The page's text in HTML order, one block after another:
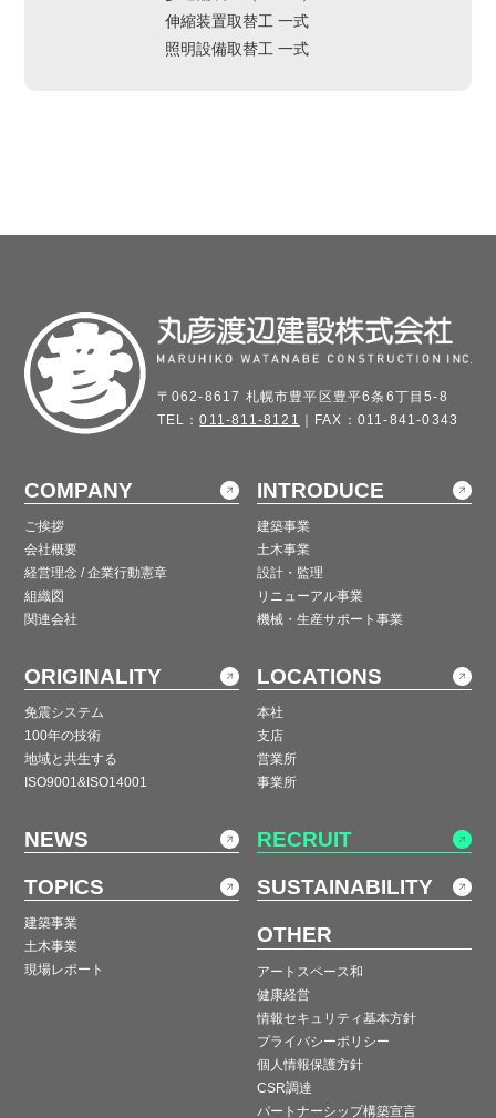
伸縮装置取替工 一式
照明設備取替工 一式
〒062-8617 札幌市豊平区豊平6条6丁目5-8
TEL：011-811-8121 ｜FAX：011-841-0343
COMPANY
ご挨拶
会社概要
経営理念 / 企業行動憲章
組織図
関連会社
INTRODUCE
建築事業
土木事業
設計・監理
リニューアル事業
機械・生産サポート事業
ORIGINALITY
免震システム
100年の技術
地域と共生する
ISO9001&ISO14001
LOCATIONS
本社
支店
営業所
事業所
NEWS
TOPICS
建築事業
土木事業
現場レポート
RECRUIT
SUSTAINABILITY
OTHER
アートスペース和
健康経営
情報セキュリティ基本方針
プライバシーポリシー
個人情報保護方針
CSR調達
パートナーシップ構築宣言